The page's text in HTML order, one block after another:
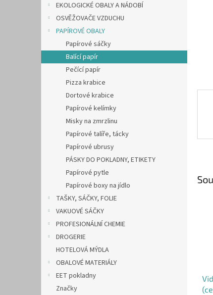
EKOLOGICKÉ OBALY A NÁDOBÍ
OSVĚŽOVAČE VZDUCHU
PAPÍROVÉ OBALY
Papírové sáčky
Balící papír
Pečící papír
Pizza krabice
Dortové krabice
Papírové kelímky
Misky na zmrzlinu
Papírové talíře, tácky
Papírové ubrusy
PÁSKY DO POKLADNY, ETIKETY
Papírové pytle
Papírové boxy na jídlo
TAŠKY, SÁČKY, FOLIE
VAKUOVÉ SÁČKY
PROFESIONÁLNÍ CHEMIE
DROGERIE
HOTELOVÁ MÝDLA
OBALOVÉ MATERIÁLY
EET pokladny
Značky